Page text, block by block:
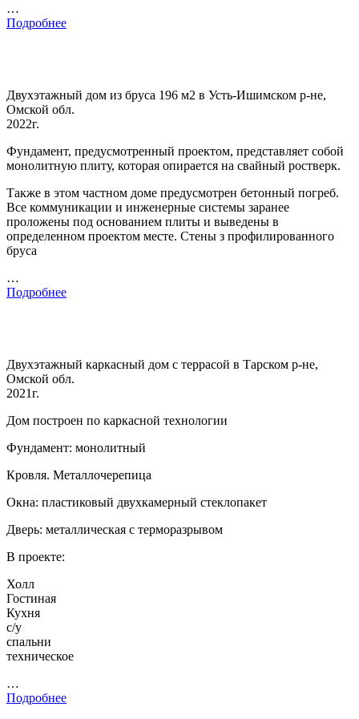
…
Подробнее
Двухэтажный дом из бруса 196 м2 в Усть-Ишимском р-не,
Омской обл.
2022г.
Фундамент, предусмотренный проектом, представляет собой
монолитную плиту, которая опирается на свайный ростверк.
Также в этом частном доме предусмотрен бетонный погреб.
Все коммуникации и инженерные системы заранее
проложены под основанием плиты и выведены в
определенном проектом месте. Стены з профилированного
бруса
…
Подробнее
Двухэтажный каркасный дом с террасой в Тарском р-не,
Омской обл.
2021г.
Дом построен по каркасной технологии
Фундамент: монолитный
Кровля. Металлочерепица
Окна: пластиковый двухкамерный стеклопакет
Дверь: металлическая с терморазрывом
В проекте:
Холл
Гостиная
Кухня
с/у
спальни
техническое
…
Подробнее